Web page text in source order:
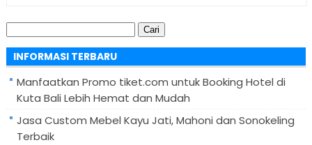
untuk:
INFORMASI TERBARU
Manfaatkan Promo tiket.com untuk Booking Hotel di
Kuta Bali Lebih Hemat dan Mudah
Jasa Custom Mebel Kayu Jati, Mahoni dan Sonokeling
Terbaik